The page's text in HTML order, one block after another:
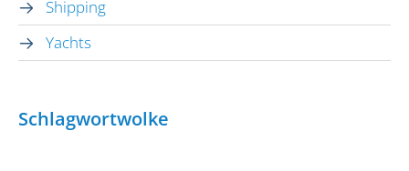
Shipping
Yachts
Schlagwortwolke